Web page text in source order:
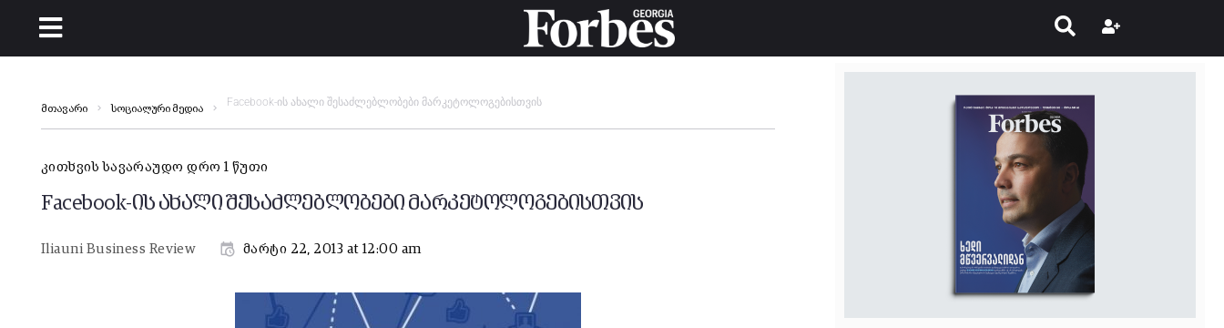
მთავარი სოციალური მედია
Facebook-ის ახალი შესაძლებლობები მარკეტოლოგებისთვის
კითხვის სავარაუდო დრო 1 წუთი
Facebook-ის ახალი შესაძლებლობები მარკეტოლოგებისთვის
Iliauni Business Review მარტი 22, 2013 at 12:00 am